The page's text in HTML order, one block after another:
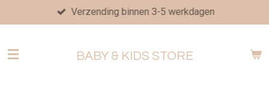
direct
de
Verzending binnen 3-5 werkdagen
BABY & KIDS STORE